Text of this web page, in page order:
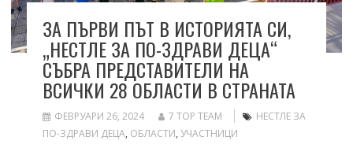
ЗА ПЪРВИ ПЪТ В ИСТОРИЯТА СИ,
„НЕСТЛЕ ЗА ПО-ЗДРАВИ ДЕЦА“
СЪБРА ПРЕДСТАВИТЕЛИ НА
ВСИЧКИ 28 ОБЛАСТИ В СТРАНАТА
ФЕВРУАРИ 26, 2024 7 TOP TEAM
НЕСТЛЕ ЗА
ПО-ЗДРАВИ ДЕЦА, ОБЛАСТИ, УЧАСТНИЦИ